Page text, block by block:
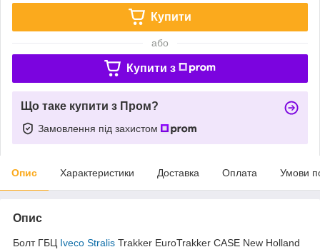
Купити
або
Купити з
Що таке купити з Пром?
Замовлення під захистом
Опис Характеристики Доставка Оплата Умови
Опис
Болт ГБЦ Iveco Stralis Trakker EuroTrakker CASE New Holland